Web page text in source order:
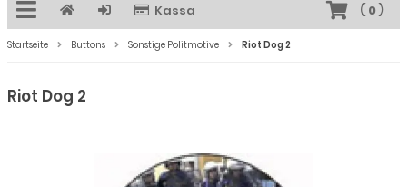
Kassa ( 0)
Startseite Buttons Sonstige Politmotive Riot Dog 2
Riot Dog 2